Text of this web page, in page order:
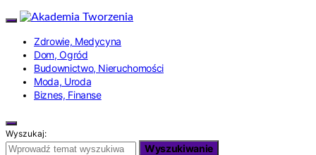
Zdrowie, Medycyna
Dom, Ogród
Budownictwo, Nieruchomości
Moda, Uroda
Biznes, Finanse
Wyszukaj:
Wyszukiwanie